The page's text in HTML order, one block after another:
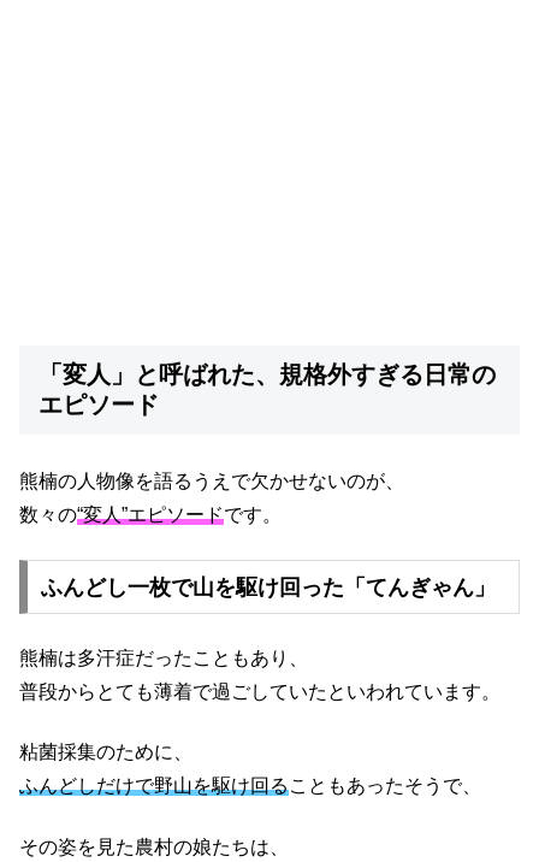
「変人」と呼ばれた、規格外すぎる日常の
エピソード
熊楠の人物像を語るうえで欠かせないのが、
数々の“変人”エピソードです。
ふんどし一枚で山を駆け回った「てんぎゃん」
熊楠は多汗症だったこともあり、
普段からとても薄着で過ごしていたといわれています。
粘菌採集のために、
ふんどしだけで野山を駆け回ることもあったそうで、
その姿を見た農村の娘たちは、